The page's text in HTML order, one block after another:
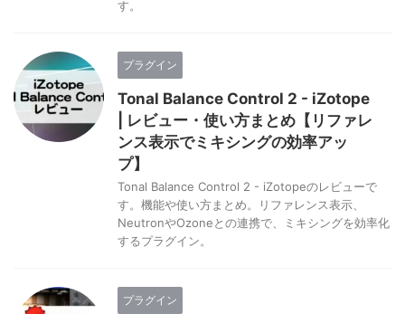
す。
プラグイン
Tonal Balance Control 2 - iZotope
| レビュー・使い方まとめ【リファレ
ンス表示でミキシングの効率アッ
プ】
Tonal Balance Control 2 - iZotopeのレビューで
す。機能や使い方まとめ。リファレンス表示、
NeutronやOzoneとの連携で、ミキシングを効率化
するプラグイン。
プラグイン